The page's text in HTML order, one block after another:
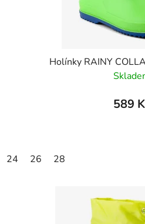
Holínky RAINY
589
24 26 28